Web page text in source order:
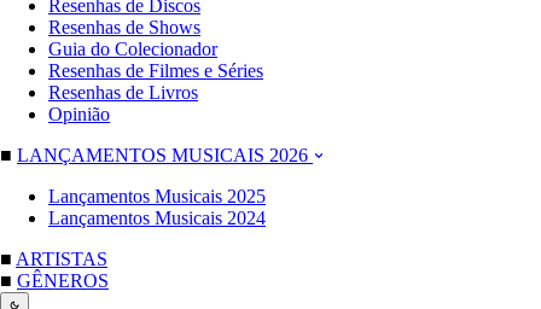
Resenhas de Discos
Resenhas de Shows
Guia do Colecionador
Resenhas de Filmes e Séries
Resenhas de Livros
Opinião
■ LANÇAMENTOS MUSICAIS 2026
Lançamentos Musicais 2025
Lançamentos Musicais 2024
■ ARTISTAS
■ GÊNEROS